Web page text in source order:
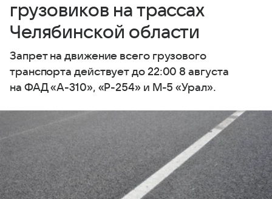
грузовиков на трассах
Челябинской области
Запрет на движение всего грузового
транспорта действует до 22:00 8 августа
на ФАД «А-310», «Р-254» и М-5 «Урал».